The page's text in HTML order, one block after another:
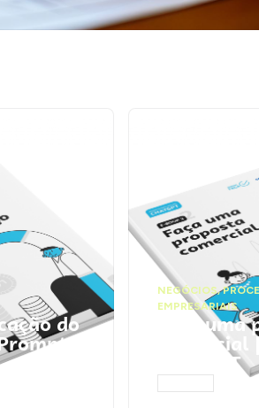
do
NEGÓCIOS,
EMPRESARIAIS
Faça uma
ChatGPT